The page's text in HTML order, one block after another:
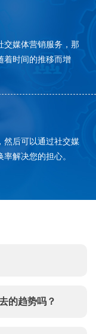
交媒体营销服务，那
着时间的推移而增
然后可以通过社交媒
解决您的担心。
的趋势吗？